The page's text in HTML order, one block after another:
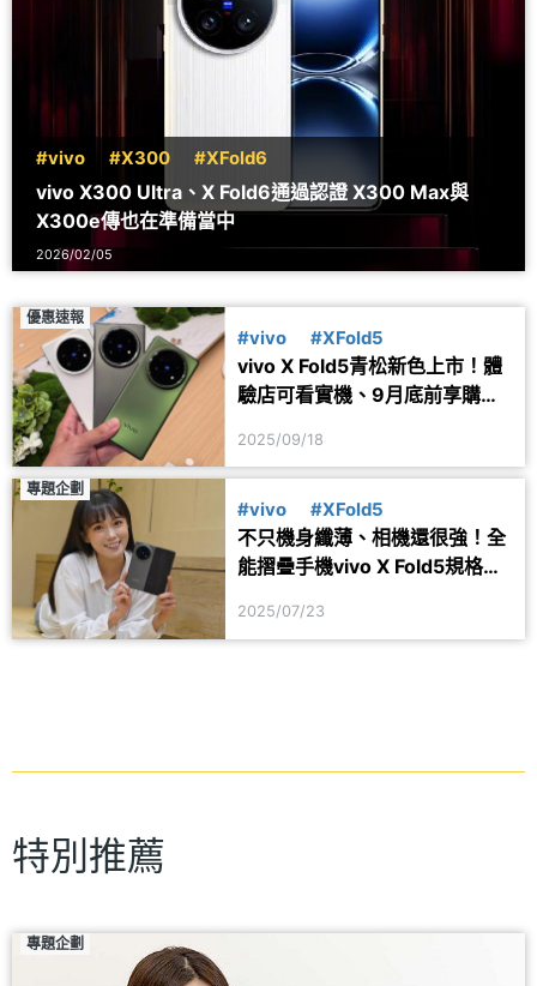
#vivo #X300 #XFold6
vivo X300 Ultra、X Fold6通過認證 X300 Max與
X300e傳也在準備當中
2026/02/05
優惠速報
#vivo #XFold5
vivo X Fold5青松新色上市！體
驗店可看實機、9月底前享購機
2025/09/18
專題企劃
#vivo #XFold5
不只機身纖薄、相機還很強！全
能摺疊手機vivo X Fold5規格與
2025/07/23
特別推薦
專題企劃